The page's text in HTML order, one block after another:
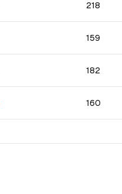
218
159
182
160